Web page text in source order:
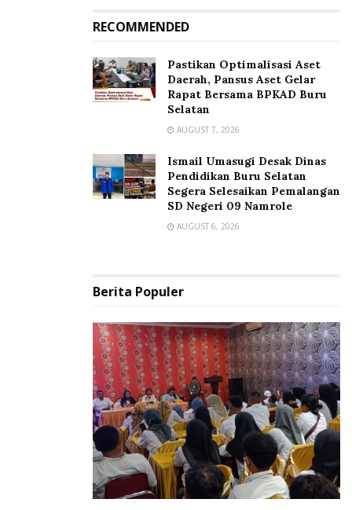
RECOMMENDED
Pastikan Optimalisasi Aset
Daerah, Pansus Aset Gelar
Rapat Bersama BPKAD Buru
Selatan
AUGUST 7, 2026
Ismail Umasugi Desak Dinas
Pendidikan Buru Selatan
Segera Selesaikan Pemalangan
SD Negeri 09 Namrole
AUGUST 6, 2026
Berita Populer